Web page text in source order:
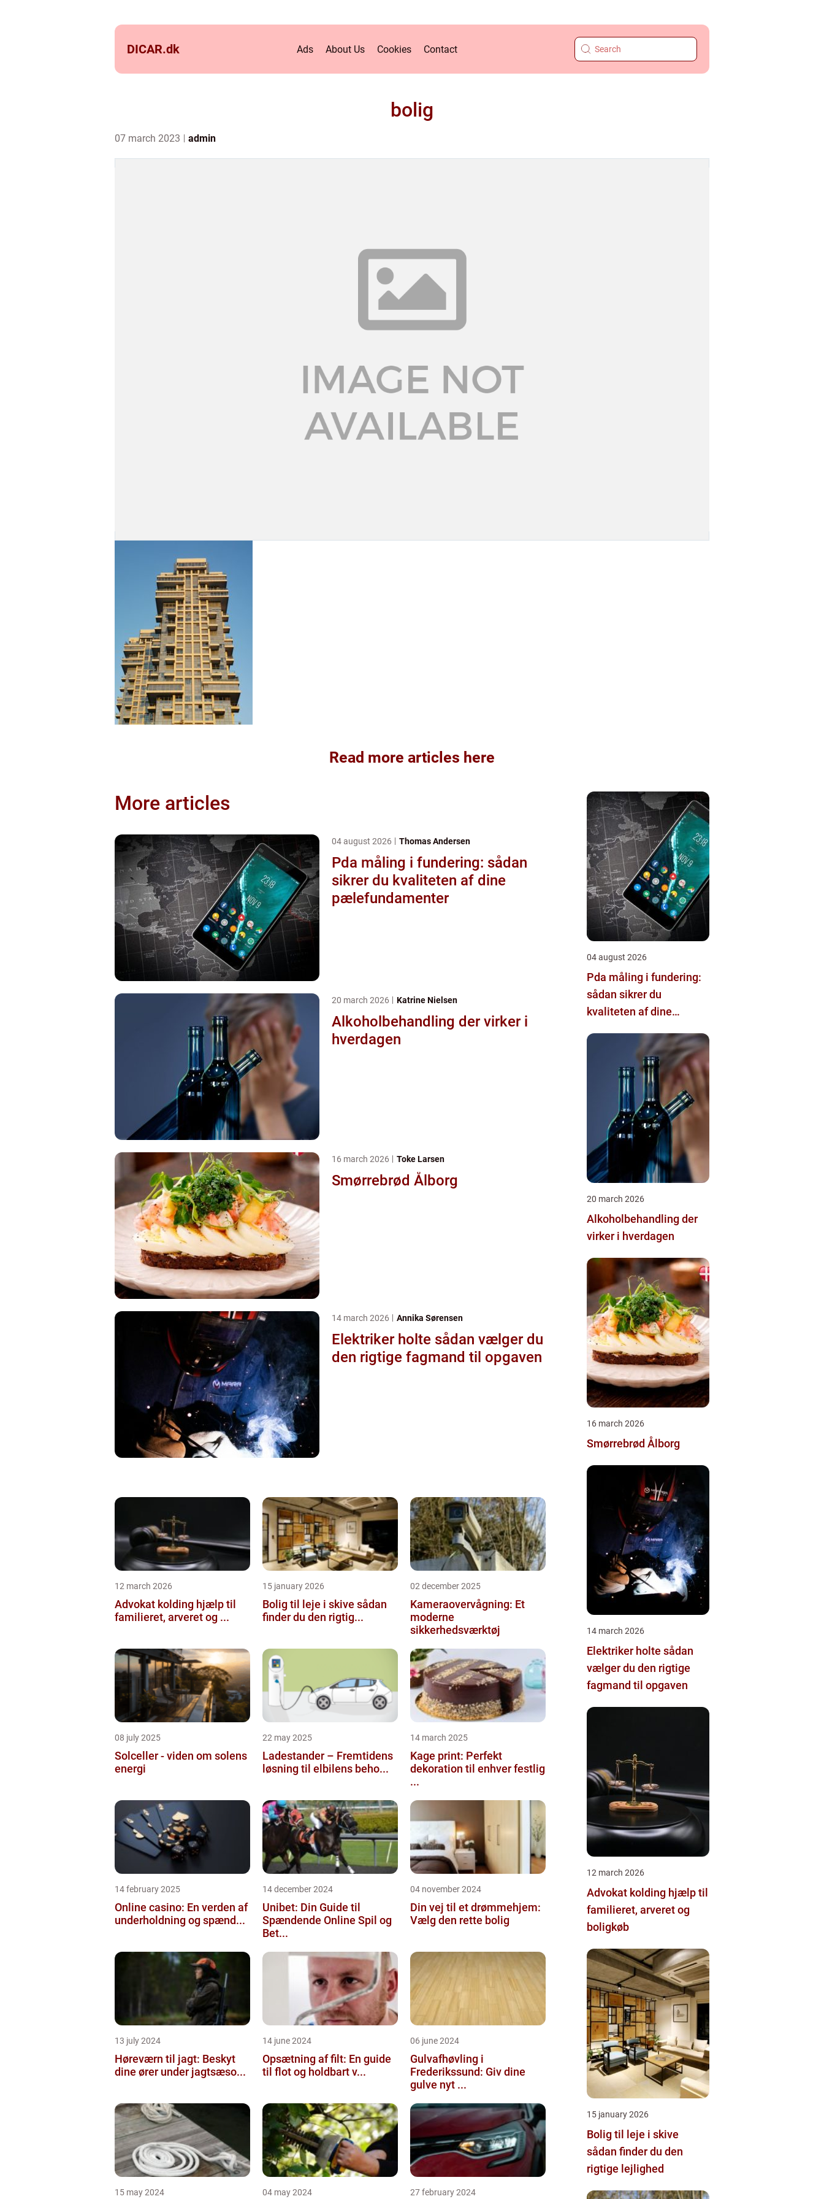
DICAR.dk Ads About Us Cookies Contact
bolig
07 march 2023 admin
Read more articles here
More articles
04 august 2026 Thomas Andersen
Pda måling i fundering: sådan
sikrer du kvaliteten af dine
pælefundamenter
20 march 2026 Katrine Nielsen
Alkoholbehandling der virker i
hverdagen
16 march 2026 Toke Larsen
Smørrebrød Ålborg
14 march 2026 Annika Sørensen
Elektriker holte sådan vælger du
den rigtige fagmand til opgaven
12 march 2026
Advokat kolding hjælp til
familieret, arveret og ...
15 january 2026
Bolig til leje i skive sådan
finder du den rigtig...
02 december 2025
Kameraovervågning: Et
moderne
sikkerhedsværktøj
08 july 2025
Solceller - viden om solens
energi
22 may 2025
Ladestander – Fremtidens
løsning til elbilens beho...
14 march 2025
Kage print: Perfekt
dekoration til enhver festlig
...
14 february 2025
Online casino: En verden af
underholdning og spænd...
14 december 2024
Unibet: Din Guide til
Spændende Online Spil og
Bet...
04 november 2024
Din vej til et drømmehjem:
Vælg den rette bolig
13 july 2024
Høreværn til jagt: Beskyt
dine ører under jagtsæso...
14 june 2024
Opsætning af filt: En guide
til flot og holdbart v...
06 june 2024
Gulvafhøvling i
Frederikssund: Giv dine
gulve nyt ...
15 may 2024 04 may 2024 27 february 2024
04 august 2026
Pda måling i fundering:
sådan sikrer du
kvaliteten af dine
20 march 2026
Alkoholbehandling der
virker i hverdagen
16 march 2026
Smørrebrød Ålborg
14 march 2026
Elektriker holte sådan
vælger du den rigtige
fagmand til opgaven
12 march 2026
Advokat kolding hjælp til
familieret, arveret og
boligkøb
15 january 2026
Bolig til leje i skive
sådan finder du den
rigtige lejlighed